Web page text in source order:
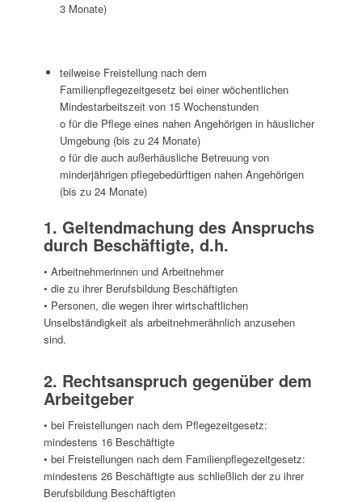
3 Monate)
teilweise Freistellung nach dem
Familienpflegezeitgesetz bei einer wöchentlichen
Mindestarbeitszeit von 15 Wochenstunden
o für die Pflege eines nahen Angehörigen in häuslicher
Umgebung (bis zu 24 Monate)
o für die auch außerhäusliche Betreuung von
minderjährigen pflegebedürftigen nahen Angehörigen
(bis zu 24 Monate)
1. Geltendmachung des Anspruchs
durch Beschäftigte, d.h.
• Arbeitnehmerinnen und Arbeitnehmer
• die zu ihrer Berufsbildung Beschäftigten
• Personen, die wegen ihrer wirtschaftlichen
Unselbständigkeit als arbeitnehmerähnlich anzusehen
sind.
2. Rechtsanspruch gegenüber dem
Arbeitgeber
• bei Freistellungen nach dem Pflegezeitgesetz:
mindestens 16 Beschäftigte
• bei Freistellungen nach dem Familienpflegezeitgesetz:
mindestens 26 Beschäftigte aus schließlich der zu ihrer
Berufsbildung Beschäftigten